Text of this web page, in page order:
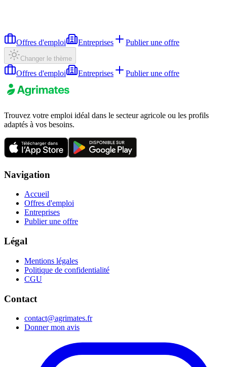
Offres d'emploi Entreprises Publier une offre
Changer le thème
Offres d'emploi Entreprises Publier une offre
Trouvez votre emploi idéal dans le secteur agricole ou les profils
adaptés à vos besoins.
Navigation
Accueil
Offres d'emploi
Entreprises
Publier une offre
Légal
Mentions légales
Politique de confidentialité
CGU
Contact
contact@agrimates.fr
Donner mon avis